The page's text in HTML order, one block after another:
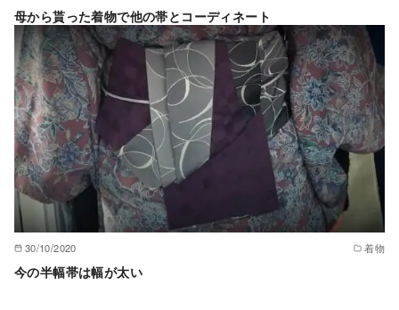
母から貰った着物で他の帯とコーディネート
30/10/2020 着物
今の半幅帯は幅が太い